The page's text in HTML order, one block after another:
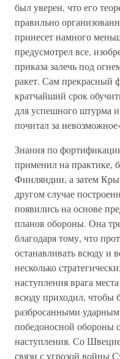
был уверен, что его
правильно
принесет намного
предусмотрел все,
приказа залечь под
ракет. Сам прекрасный
кратчайший срок
для успешного штурма
почитал за
Знания по
применил на практике,
Финляндии, а затем
другом случае
появились на основе
планов обороны. Она
благодаря тому, что
останавливать всюду и
несколько
наступления врага
всюду приходил, чтобы
разбросанными
победоносной обороны
наступления. Со
связи с угрозой войны